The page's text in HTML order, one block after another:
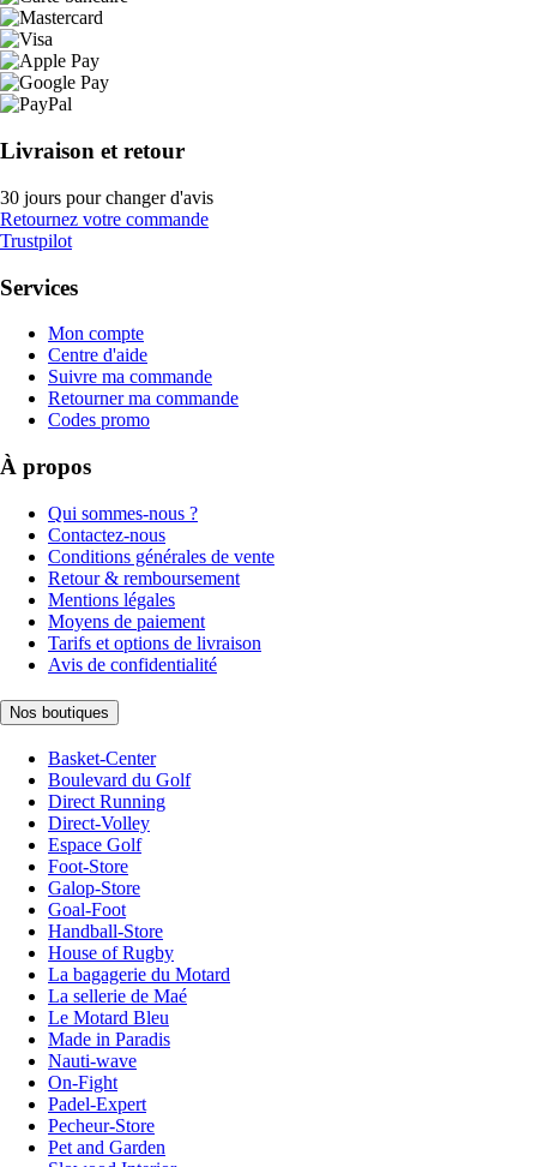
Livraison et retour
30 jours pour changer d'avis
Retournez votre commande
Trustpilot
Services
Mon compte
Centre d'aide
Suivre ma commande
Retourner ma commande
Codes promo
À propos
Qui sommes-nous ?
Contactez-nous
Conditions générales de vente
Retour & remboursement
Mentions légales
Moyens de paiement
Tarifs et options de livraison
Avis de confidentialité
Nos boutiques
Basket-Center
Boulevard du Golf
Direct Running
Direct-Volley
Espace Golf
Foot-Store
Galop-Store
Goal-Foot
Handball-Store
House of Rugby
La bagagerie du Motard
La sellerie de Maé
Le Motard Bleu
Made in Paradis
Nauti-wave
On-Fight
Padel-Expert
Pecheur-Store
Pet and Garden